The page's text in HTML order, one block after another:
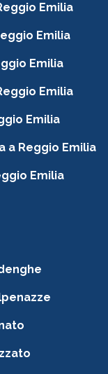
Emilia
Emilia
Emilia
Emilia
Emilia
a Reggio Emilia
Emilia